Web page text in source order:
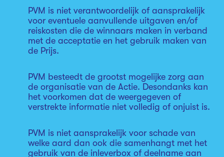
PVM is niet verantwoordelijk of aansprakelijk
voor eventuele aanvullende uitgaven en/of
reiskosten die de winnaars maken in verband
met de acceptatie en het gebruik maken van
de Prijs.
PVM besteedt de grootst mogelijke zorg aan
de organisatie van de Actie. Desondanks kan
het voorkomen dat de weergegeven of
verstrekte informatie niet volledig of onjuist is.
PVM is niet aansprakelijk voor schade van
welke aard dan ook die samenhangt met het
gebruik van de inleverbox of deelname aan